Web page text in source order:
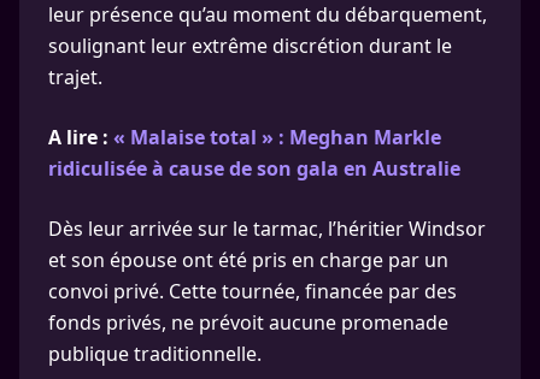
leur présence qu’au moment du débarquement,
soulignant leur extrême discrétion durant le
trajet.
A lire : « Malaise total » : Meghan Markle
ridiculisée à cause de son gala en Australie
Dès leur arrivée sur le tarmac, l’héritier Windsor
et son épouse ont été pris en charge par un
convoi privé. Cette tournée, financée par des
fonds privés, ne prévoit aucune promenade
publique traditionnelle.